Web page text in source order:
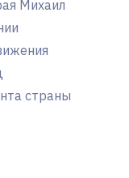
Михаил
страны